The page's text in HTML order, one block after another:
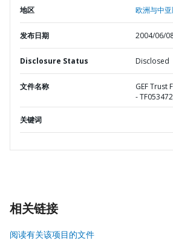
地区 欧洲与中
发布日期 2004/06/
Disclosure Status Disclosed
文件名称
GEF Trust
-
关键词
相关链接
阅读有关该项目的文件